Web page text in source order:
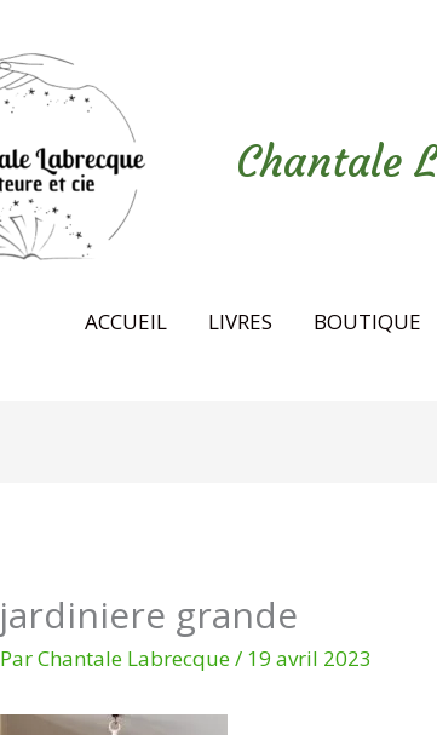
Chantale
ACCUEIL LIVRES BOUTIQUE
jardiniere grande
ParChantale Labrecque/ 19 avril 2023